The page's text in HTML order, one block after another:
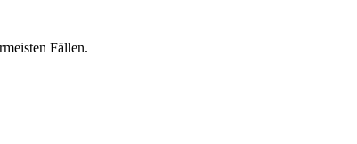
Fällen.